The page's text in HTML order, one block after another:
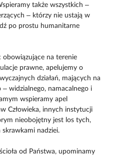
także wszystkich –
– którzy nie ustają w
po prostu humanitarne
obowiązujące na terenie
prawne, apelujemy o
działań, mających na
widzialnego, namacalnego i
wspieramy apel
Człowieka, innych instytucji
nieobojętny jest los tych,
nadziei.
od Państwa, upominamy